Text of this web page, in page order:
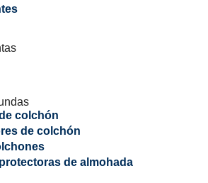
colchón
de colchón
de almohada